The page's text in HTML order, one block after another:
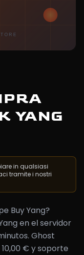
YANG
in qualsiasi
tramite i nostri
Buy Yang?
en el servidor
Ghost
€ y soporte